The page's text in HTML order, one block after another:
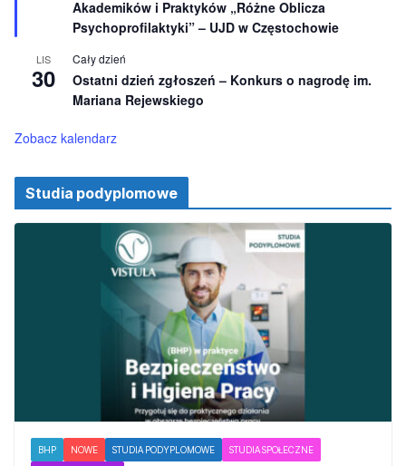
e
ó
ż
n
o
n
e
Akademików i Praktyków „Różne Oblicza
Psychoprofilaktyki” – UJD w Częstochowie
LIS
30
Cały dzień
Ostatni dzień zgłoszeń – Konkurs o nagrodę im.
Mariana Rejewskiego
Zobacz kalendarz
Studia podyplomowe
BHP NOWE STUDIA PODYPLOMOWE STUDIA SPOŁECZNE